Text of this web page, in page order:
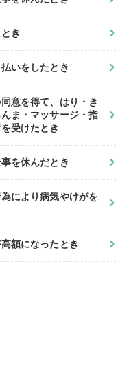
き
いをしたとき
意を得て、はり・き
ま・マッサージ・指
受けたとき
を休んだとき
により病気やけがを
額になったとき